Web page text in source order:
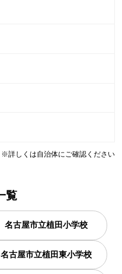
※詳しくは自治体にご確認ください
覧
名古屋市立植田小学校
名古屋市立植田東小学校